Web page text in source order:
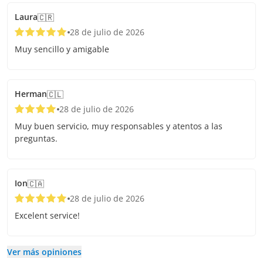
Laura🇨🇷
28 de julio de 2026
Muy sencillo y amigable
Herman🇨🇱
28 de julio de 2026
Muy buen servicio, muy responsables y atentos a las
preguntas.
Ion🇨🇦
28 de julio de 2026
Excelent service!
Ver más opiniones